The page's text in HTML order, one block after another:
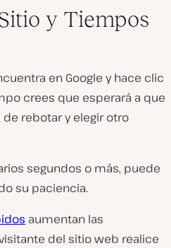
y Tiempos
en Google y hace clic
crees que esperará a que
de rebotar y elegir otro
segundos o más, puede
su paciencia.
aumentan las
del sitio web realice